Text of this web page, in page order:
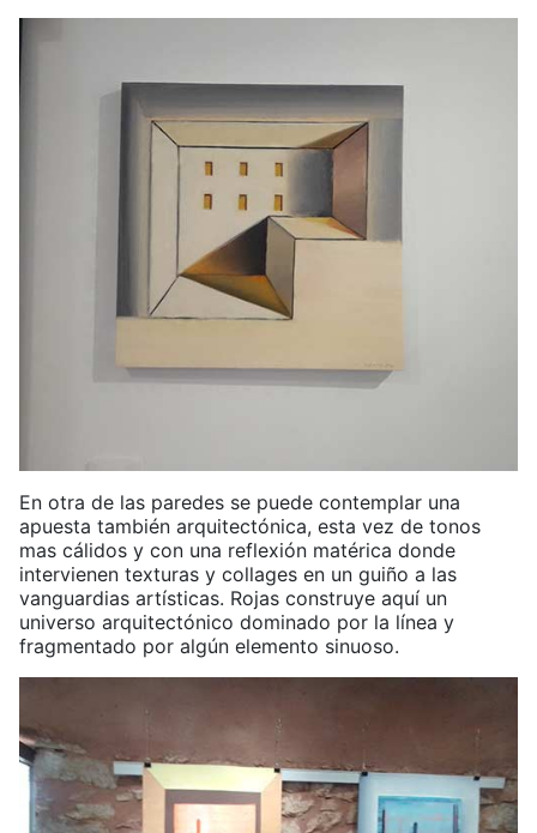
En otra de las paredes se puede contemplar una
apuesta también arquitectónica, esta vez de tonos
mas cálidos y con una reflexión matérica donde
intervienen texturas y collages en un guiño a las
vanguardias artísticas. Rojas construye aquí un
universo arquitectónico dominado por la línea y
fragmentado por algún elemento sinuoso.